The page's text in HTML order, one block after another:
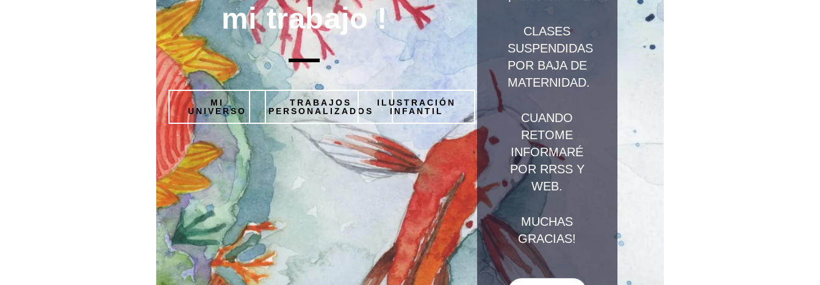
mi trabajo !
MI
UNIVERSO
TRABAJOS
PERSONALIZADOS
ILUSTRACIÓN
INFANTIL
CLASES
SUSPENDIDAS
POR BAJA DE
MATERNIDAD.
CUANDO
RETOME
INFORMARÉ
POR RRSS Y
WEB.
MUCHAS
GRACIAS!